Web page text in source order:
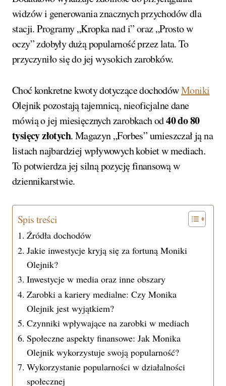
widzów i generowania znacznych przychodów dla
stacji. Programy „Kropka nad i” oraz „Prosto w
oczy” zdobyły dużą popularność przez lata. To
przyczyniło się do jej wysokich zarobków.
Choć konkretne kwoty dotyczące dochodówMoniki
Olejnik pozostają tajemnicą, nieoficjalne dane
mówią o jej miesięcznych zarobkach od40 do 80
tysięcy złotych. Magazyn „Forbes” umieszczał ją na
listach najbardziej wpływowych kobiet w mediach.
To potwierdza jej silną pozycję finansową w
dziennikarstwie.
Spis treści
Źródła dochodów
Jakie inwestycje kryją się za fortuną Moniki
Olejnik?
Inwestycje w media oraz inne obszary
Zarobki a kariery medialne: Czy Monika
Olejnik jest wyjątkiem?
Czynniki wpływające na zarobki w mediach
Społeczne aspekty finansowe: Jak Monika
Olejnik wykorzystuje swoją popularność?
Wykorzystanie popularności w działalności
społecznej